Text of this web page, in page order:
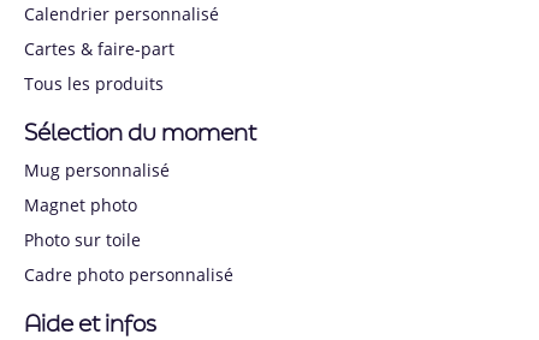
Calendrier personnalisé
Cartes & faire-part
Tous les produits
Sélection du moment
Mug personnalisé
Magnet photo
Photo sur toile
Cadre photo personnalisé
Aide et infos